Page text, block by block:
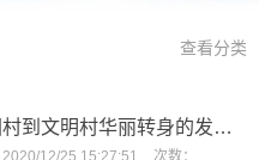
查看分类
美丽乡村丨山城镇保兴村从贫困村到文明村华丽转身的发展之路
2020/12/25 15:27:51 次数：